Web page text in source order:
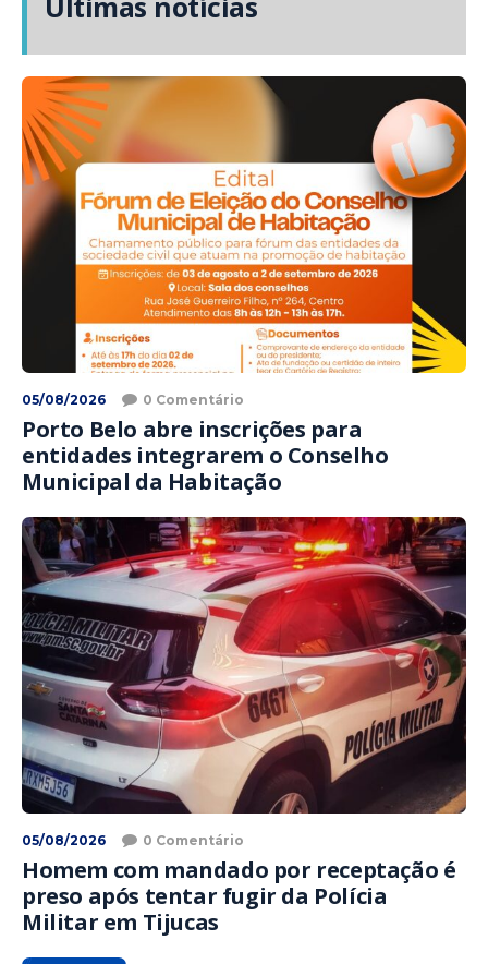
05/08/2026 0 Comentário
Porto Belo abre inscrições para
entidades integrarem o Conselho
Municipal da Habitação
05/08/2026 0 Comentário
Homem com mandado por receptação é
preso após tentar fugir da Polícia
Militar em Tijucas